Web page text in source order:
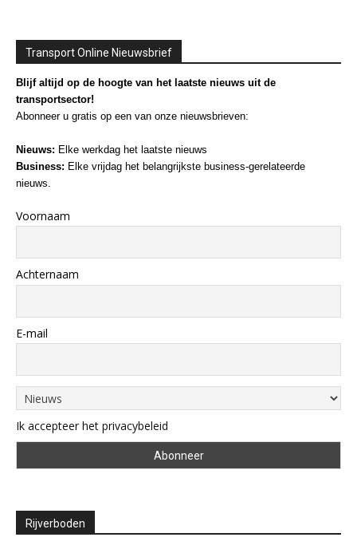
Transport Online Nieuwsbrief
Blijf altijd op de hoogte van het laatste nieuws uit de
transportsector!
Abonneer u gratis op een van onze nieuwsbrieven:
Nieuws: Elke werkdag het laatste nieuws
Business: Elke vrijdag het belangrijkste business-gerelateerde
nieuws.
Voornaam
Achternaam
E-mail
Ik accepteer het privacybeleid
Rijverboden